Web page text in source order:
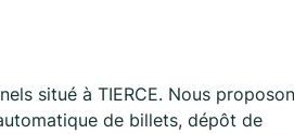
situé à TIERCE. Nous
de billets, dépôt de